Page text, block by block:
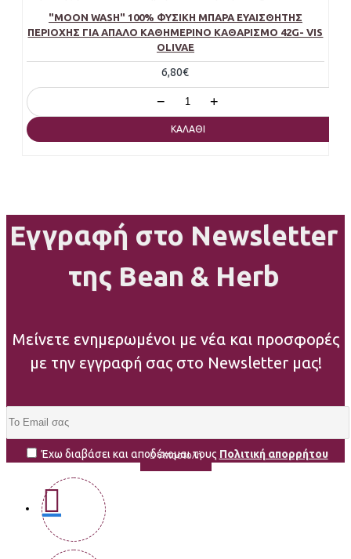
"MOON WASH" 100% ΦΥΣΙΚΉ ΜΠΆΡΑ ΕΥΑΊΣΘΗΤΗΣ
ΠΕΡΙΟΧΉΣ ΓΙΑ ΑΠΑΛΌ ΚΑΘΗΜΕΡΙΝΌ ΚΑΘΑΡΙΣΜΌ 42G- VIS
OLIVAE
6,80€
− +
ΚΑΛΆΘΙ
Εγγραφή στο Newsletter
της Bean & Herb
Μείνετε ενημερωμένοι με νέα και προσφορές
με την εγγραφή σας στο Newsletter μας!
Αποστολή
Έχω διαβάσει και αποδέχομαι τους Πολιτική απορρήτου